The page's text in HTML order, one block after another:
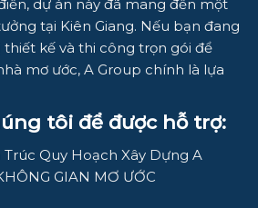
dự án này đã mang đến một
tại Kiên Giang. Nếu bạn đang
kế và thi công trọn gói để
mơ ước, A Group chính là lựa
tôi để được hỗ trợ:
Trúc Quy Hoạch Xây Dựng A
GIAN MƠ ƯỚC